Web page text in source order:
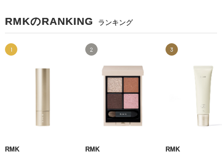
RMKのRANKING ランキング
1
RMK
2
RMK
3
RMK